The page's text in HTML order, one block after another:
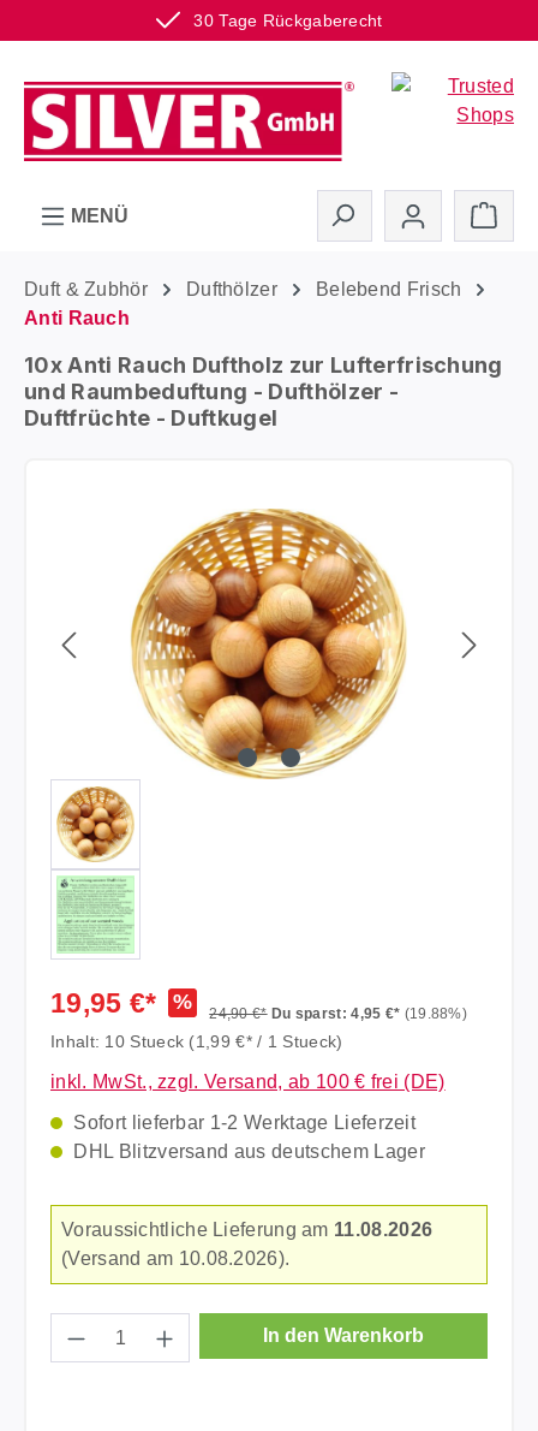
30 Tage Rückgaberecht
Zum Hauptinhalt springen
MENÜ
Duft & Zubhör Dufthölzer
Belebend Frisch
Anti Rauch
10x Anti Rauch Duftholz zur Lufterfrischung
und Raumbeduftung - Dufthölzer -
Duftfrüchte - Duftkugel
Bildergalerie überspringen
19,95 €* % 24,90 €* Du sparst: 4,95 €* (19.88%)
Inhalt: 10 Stueck (1,99 €* / 1 Stueck)
inkl. MwSt., zzgl. Versand, ab 100 € frei (DE)
Sofort lieferbar 1-2 Werktage Lieferzeit
DHL Blitzversand aus deutschem Lager
Voraussichtliche Lieferung am 11.08.2026
(Versand am 10.08.2026).
Produkt Anzahl: Gib den gewünschten
In den Warenkorb